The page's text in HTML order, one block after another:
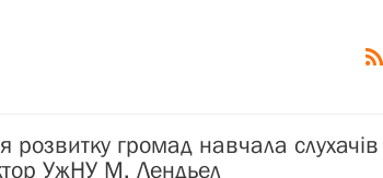
розвитку громад навчала слухачів
УжНУ М. Лендьел